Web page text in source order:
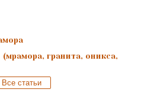
гранита, оникса,
Все статьи